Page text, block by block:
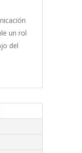
un rol
del